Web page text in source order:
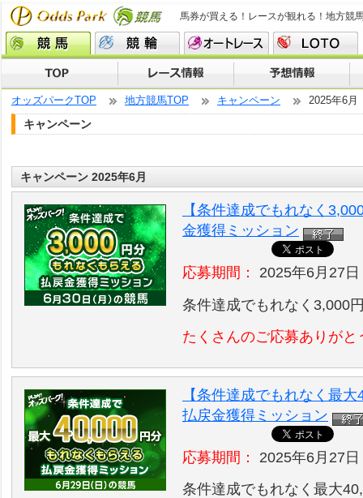
馬券が買える！レースが観れる！地方競
オッズパークTOP 地方競馬TOP キャンペーン 2025年6月
キャンペーン
キャンペーン 2025年6月
【条件達成でもれなく
金獲得ミッション
応募期間：
2025年6月27
条件達成でもれなく3,000
たくさんのご応募ありがと
【条件達成でもれなく最
払戻金獲得ミッション
応募期間：
2025年6月27
条件達成でもれなく最大